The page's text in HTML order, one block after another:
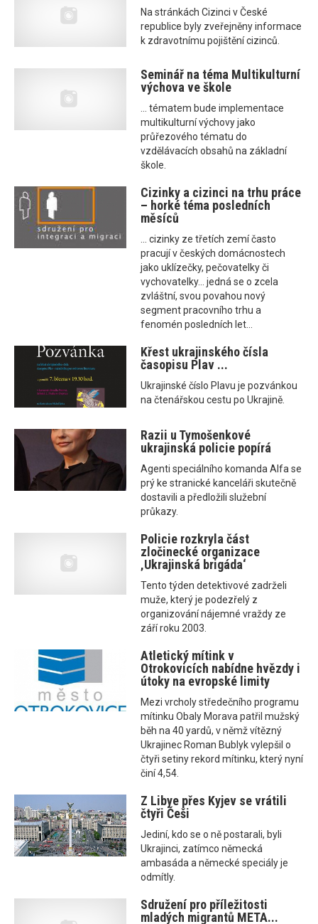
Na stránkách Cizinci v České
republice byly zveřejněny informace
k zdravotnímu pojištění cizinců.
Seminář na téma Multikulturní
výchova ve škole
... tématem bude implementace
multikulturní výchovy jako
průřezového tématu do
vzdělávacích obsahů na základní
škole.
Cizinky a cizinci na trhu práce
– horké téma posledních
měsíců
... cizinky ze třetích zemí často
pracují v českých domácnostech
jako uklízečky, pečovatelky či
vychovatelky... jedná se o zcela
zvláštní, svou povahou nový
segment pracovního trhu a
fenomén posledních let...
Křest ukrajinského čísla
časopisu Plav ...
Ukrajinské číslo Plavu je pozvánkou
na čtenářskou cestu po Ukrajině.
Razii u Tymošenkové
ukrajinská policie popírá
Agenti speciálního komanda Alfa se
prý ke stranické kanceláři skutečně
dostavili a předložili služební
průkazy.
Policie rozkryla část
zločinecké organizace
‚Ukrajinská brigáda‘
Tento týden detektivové zadrželi
muže, který je podezřelý z
organizování nájemné vraždy ze
září roku 2003.
Atletický mítink v
Otrokovicích nabídne hvězdy i
útoky na evropské limity
Mezi vrcholy středečního programu
mítinku Obaly Morava patřil mužský
běh na 40 yardů, v němž vítězný
Ukrajinec Roman Bublyk vylepšil o
čtyři setiny rekord mítinku, který nyní
činí 4,54.
Z Libye přes Kyjev se vrátili
čtyři Češi
Jediní, kdo se o ně postarali, byli
Ukrajinci, zatímco německá
ambasáda a německé speciály je
odmítly.
Sdružení pro příležitosti
mladých migrantů META...